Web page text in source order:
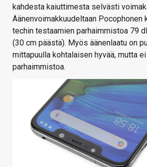
kahdesta kaiuttimesta selvästi
Äänenvoimakkuudeltaan Pocophonen
techin testaamien parhaimmistoa 79
(30 cm päästä). Myös äänenlaatu on
mittapuulla kohtalaisen hyvää, mutta
parhaimmistoa.